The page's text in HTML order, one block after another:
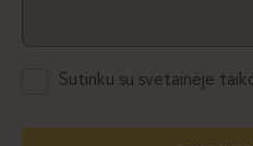
Sutinku su svetainėje